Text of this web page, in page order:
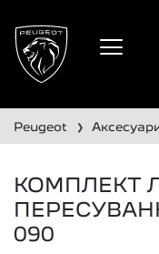
peugeot ❯
КОМПЛЕКТ
090